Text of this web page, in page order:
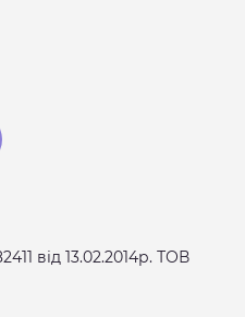
від 13.02.2014р. ТОВ